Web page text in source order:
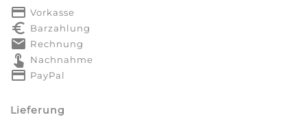
payment Vorkasse
euro_symbol Barzahlung
markunread Rechnung
touch_app Nachnahme
credit_card PayPal
Lieferung